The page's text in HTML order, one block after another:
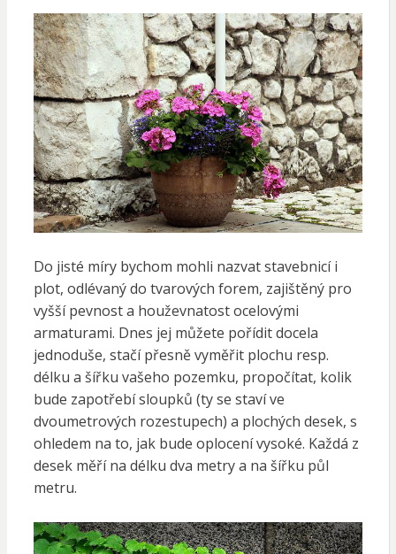
Do jisté míry bychom mohli nazvat stavebnicí i
plot, odlévaný do tvarových forem, zajištěný pro
vyšší pevnost a houževnatost ocelovými
armaturami. Dnes jej můžete pořídit docela
jednoduše, stačí přesně vyměřit plochu resp.
délku a šířku vašeho pozemku, propočítat, kolik
bude zapotřebí sloupků (ty se staví ve
dvoumetrových rozestupech) a plochých desek, s
ohledem na to, jak bude oplocení vysoké. Každá z
desek měří na délku dva metry a na šířku půl
metru.